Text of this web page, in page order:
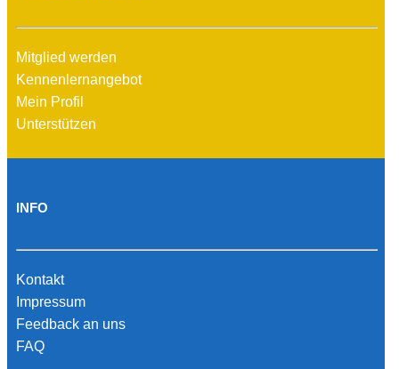
Mitglied werden
Kennenlernangebot
Mein Profil
Unterstützen
INFO
Kontakt
Impressum
Feedback an uns
FAQ